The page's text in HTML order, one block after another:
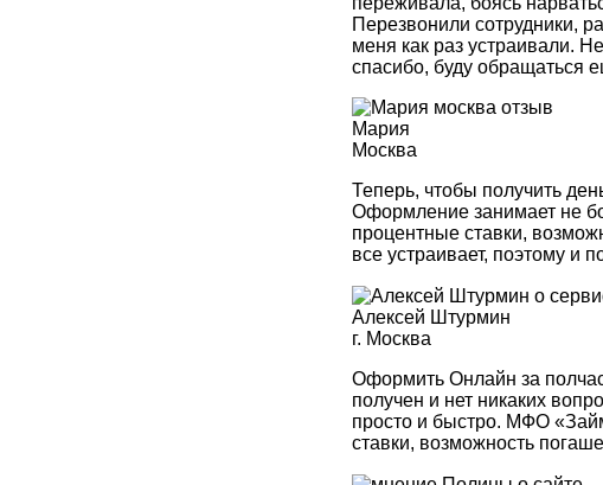
Перезвонили сотрудники,
меня как раз устраивали.
спасибо, буду обращаться
Мария
Москва
Теперь, чтобы получить
Оформление занимает не
процентные ставки,
все устраивает, поэтому и
Алексей Штурмин
г. Москва
Оформить Онлайн за
получен и нет никаких
просто и быстро. МФО
ставки, возможность